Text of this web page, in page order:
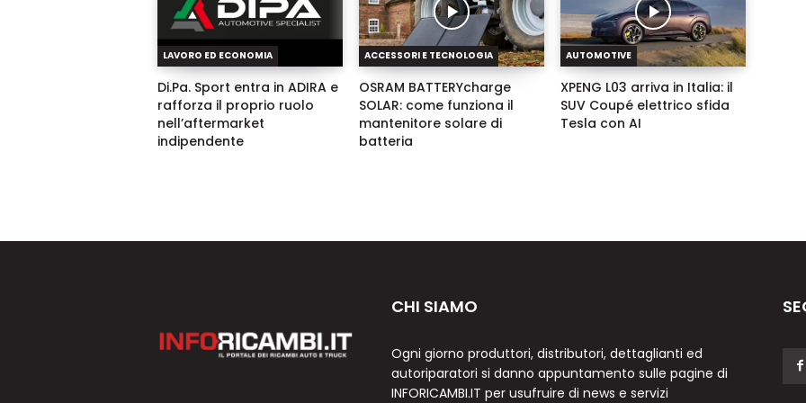
LAVORO ED ECONOMIA
Di.Pa. Sport entra in ADIRA e
rafforza il proprio ruolo
nell’aftermarket
indipendente
ACCESSORI E TECNOLOGIA
OSRAM BATTERYcharge
SOLAR: come funziona il
mantenitore solare di
batteria
AUTOMOTIVE
XPENG L03 arriva in Italia: il
SUV Coupé elettrico sfida
Tesla con AI
CHI SIAMO
Ogni giorno produttori, distributori, dettaglianti ed
autoriparatori si danno appuntamento sulle pagine di
INFORICAMBI.IT per usufruire di news e servizi